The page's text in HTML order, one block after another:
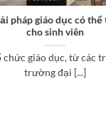
pháp giáo dục có
cho sinh viên
chức giáo dục, từ các
trường đại [...]